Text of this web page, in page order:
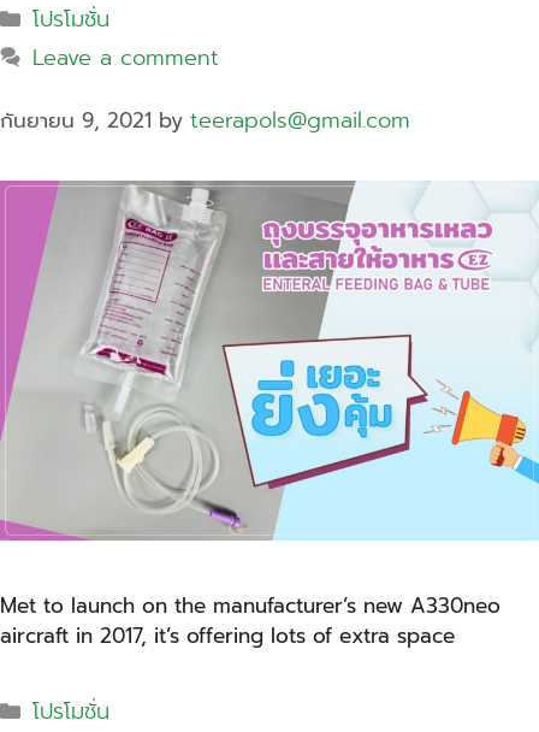
โปรโมชั่น
Leave a comment
กันยายน 9, 2021 by teerapols@gmail.com
Met to launch on the manufacturer’s new A330neo
aircraft in 2017, it’s offering lots of extra space
โปรโมชั่น